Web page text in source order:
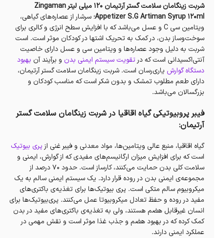
شربت زینگامان سلامت گستر آرتیمان 120 میلی لیتر Zingaman
Appetizer S.G Artiman Syrup 120ml؛ سرشار از عصاره‌های گیاهی،
ویتامین سی C و عسل می‌باشد که با افزایش سطح انرژی و کالری برای
سوخت‌و‌ساز بدن، در کمک به تحریک اشتها در کودکان موثر است. است
شربت به دلیل وجود عصاره‌ها و ویتامین سی و عسل دارای خاصیت
آنتی‌اکسیدانی است که درتقویت سیستم ایمنی بدن و برآیند آن بهبود
دستگاه گوارش یاری‌رسان است. شربت زینگامان سلامت گستر آرتیمان،
دارای طعم مطلوب تمشک و بدون شکر است که مناسب کودکان و
بزرگسالان می‌باشد.
فیبر پروبیوتیکی گیاه اقاقیا در شربت زینگامان سلامت گستر
آرتیمان:
گیاه اقاقیا، منبع عالی ویتامین‌ها، مواد معدنی و فیبر غنی از پری بیوتیک
است که برای افزایش میزان ارگانیسم‌های مفیدی که از گوارش، ایمنی و
سلامت کلی بدن حمایت می‌کنند، کارساز است. حدود ۷۰ درصد از
مجموعه‌ی ایمنی بدن در روده قرار دارد. یک سیستم ایمنی سالم به یک
میکروبیوم سالم متکی است. پری بیوتیک‌ها برای تغذیه‌ی باکتری‌های
مفید در روده و حفظ تعادل میکروبیوتا عمل می‌کنند. پری‌بیوتیک‌ها برای
انسان غیر‌قابل هضم هستند، ولی به تغذیه‌ی باکتری‌های مفید در بدن
کمک کرده که در بهبود هضم و جذب غذا موثر است و نقش مهمی در
عملکرد ایمنی دارند.